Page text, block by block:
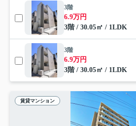
3階
6.9万円
3階 / 30.05㎡ / 1LDK
3階
6.9万円
3階 / 30.05㎡ / 1LDK
賃貸マンション